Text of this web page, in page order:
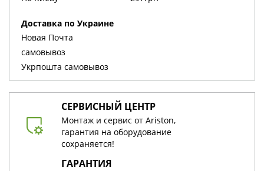
Доставка по Украине
Новая Почта
cамовывоз
Укрпошта cамовывоз
СЕРВИСНЫЙ ЦЕНТР
Монтаж и сервис от Ariston,
гарантия на оборудование
сохраняется!
ГАРАНТИЯ